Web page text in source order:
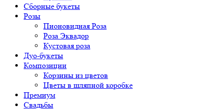
Сборные букеты
Розы
Пионовидная Роза
Роза Эквадор
Кустовая роза
Дуо-букеты
Композиции
Корзины из цветов
Цветы в шляпной коробке
Премиум
Свадьбы